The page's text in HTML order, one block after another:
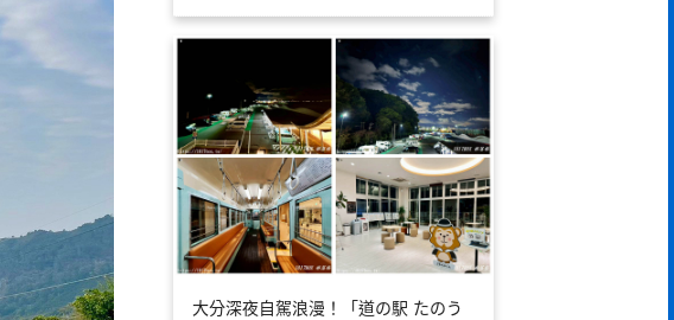
大分深夜自駕浪漫！「道の駅 たのう